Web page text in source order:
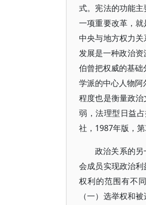
式。宪法的功能
一项重要改革，
中央与地方权力
发展是一种政治
伯曾把权威的基础
学派的中心人物
程度也是衡量政
弱，法理型日益
社，1987年版，第
政治关系的
会成员实现政治
权利的范围有不
（一）选举权和